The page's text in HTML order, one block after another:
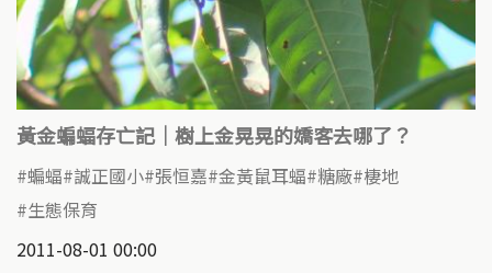
黃金蝙蝠存亡記｜樹上金晃晃的嬌客去哪了？
蝙蝠 誠正國小 張恒嘉 金黃鼠耳蝠 糖廠 棲地
生態保育
2011-08-01 00:00